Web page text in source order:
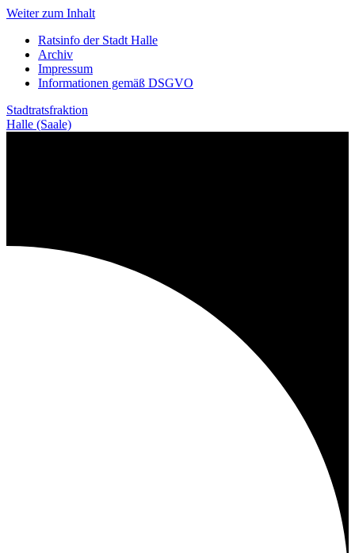
Weiter zum Inhalt
Ratsinfo der Stadt Halle
Archiv
Impressum
Informationen gemäß DSGVO
Stadtratsfraktion
Halle (Saale)